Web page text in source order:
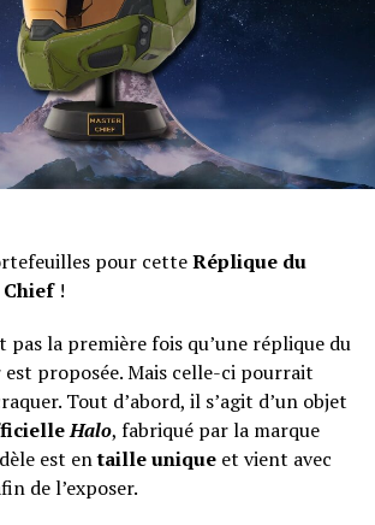
pour cetteRéplique du
Chief!
pas la première fois qu’une réplique du
est proposée. Mais celle-ci pourrait
Tout d’abord, il s’agit d’un objet
Halo, fabriqué par la marque
est entaille unique et vient avec
de l’exposer.